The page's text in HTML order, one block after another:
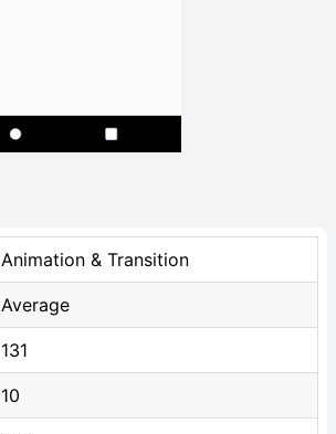
Animation & Transition
Average
131
10